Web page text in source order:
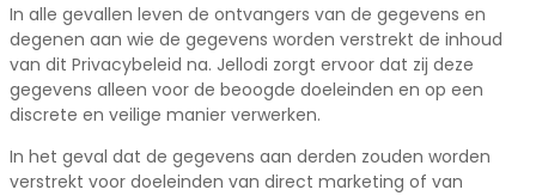
In alle gevallen leven de ontvangers van de gegevens en
degenen aan wie de gegevens worden verstrekt de inhoud
van dit Privacybeleid na. Jellodi zorgt ervoor dat zij deze
gegevens alleen voor de beoogde doeleinden en op een
discrete en veilige manier verwerken.
In het geval dat de gegevens aan derden zouden worden
verstrekt voor doeleinden van direct marketing of van